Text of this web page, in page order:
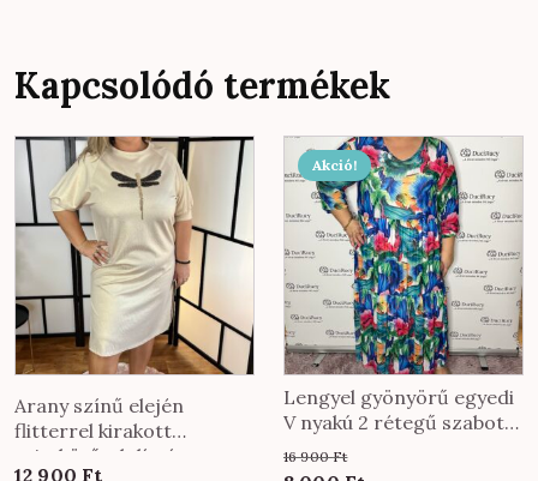
Kapcsolódó termékek
Arany színű elején
flitterrel kirakott
szitakötővel díszített
12 900 Ft
Akció!
Lengyel gyönyörű egyedi
V nyakú 2 rétegű szabott
maxiruha kék virágos
mintával
16 900Ft
Ennek
a
terméknek
több
variációja
van.
A
változatok
a
termékoldalon
választhatók